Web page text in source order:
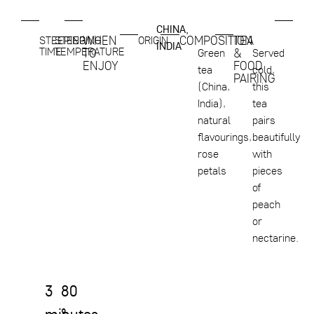
STEEPING
TIME
3
STEEPING
TEMPERATURE
80
WHEN
TO
ENJOY
ORIGIN
CHINA,
INDIACOMPOSITION
Green
tea
(China,
India),
natural
flavourings,
rose
petals
TEA
&
FOOD
PAIRING
Served
cold,
this
tea
pairs
beautifully
with
pieces
of
peach
or
nectarine.